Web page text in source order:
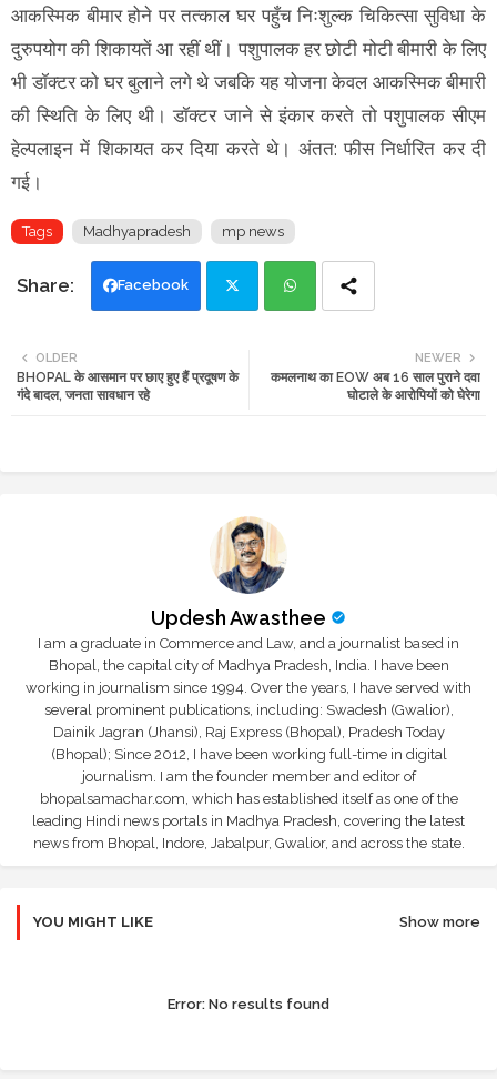
आकस्मिक बीमार होने पर तत्काल घर पहुँच निःशुल्क चिकित्सा सुविधा के
दुरुपयोग की शिकायतें आ रहीं थीं। पशुपालक हर छोटी मोटी बीमारी के लिए
भी डॉक्टर को घर बुलाने लगे थे जबकि यह योजना केवल आकस्मिक बीमारी
की स्थिति के लिए थी। डॉक्टर जाने से इंकार करते तो पशुपालक सीएम
हेल्पलाइन में शिकायत कर दिया करते थे। अंतत: फीस निर्धारित कर दी
गई।
Tags Madhyapradesh mp news
Facebook
tte ats
NEWER
कमलनाथ का EOW अब 16 साल पुराने दवा
घोटाले के आरोपियों को घेरेगा
OLDER
BHOPAL के आसमान पर छाए हुए हैं प्रदूषण के
गंदे बादल, जनता सावधान रहे
Updesh Awasthee
I am a graduate in Commerce and Law, and a journalist based in
Bhopal, the capital city of Madhya Pradesh, India. I have been
working in journalism since 1994. Over the years, I have served with
several prominent publications, including: Swadesh (Gwalior),
Dainik Jagran (Jhansi), Raj Express (Bhopal), Pradesh Today
(Bhopal); Since 2012, I have been working full-time in digital
journalism. I am the founder member and editor of
bhopalsamachar.com, which has established itself as one of the
leading Hindi news portals in Madhya Pradesh, covering the latest
news from Bhopal, Indore, Jabalpur, Gwalior, and across the state.
YOU MIGHT LIKE Show more
Error: No results found